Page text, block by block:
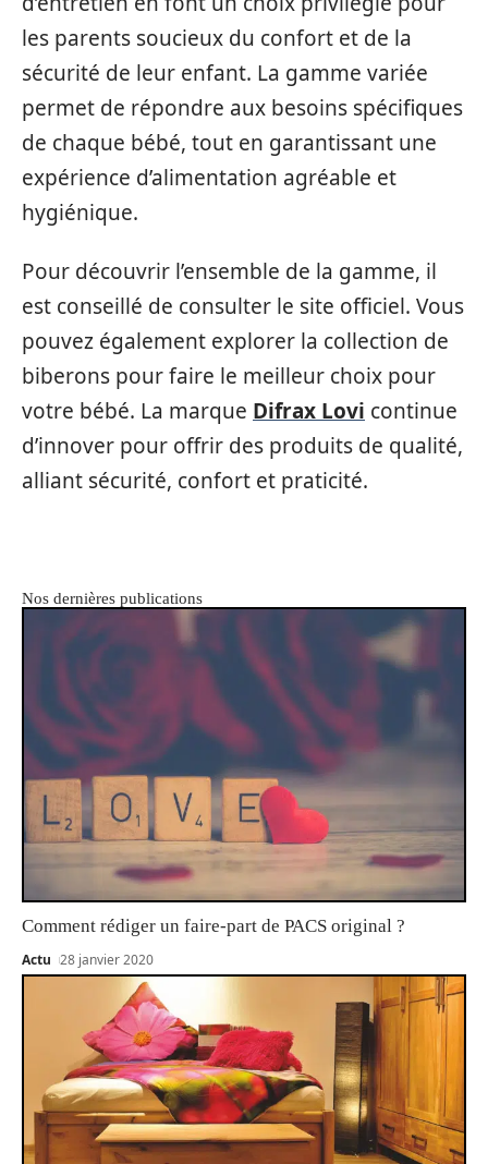
les parents soucieux du confort et de la
sécurité de leur enfant. La gamme variée
permet de répondre aux besoins spécifiques
de chaque bébé, tout en garantissant une
expérience d’alimentation agréable et
hygiénique.
Pour découvrir l’ensemble de la gamme, il
est conseillé de consulter le site officiel. Vous
pouvez également explorer la collection de
biberons pour faire le meilleur choix pour
votre bébé. La marque Difrax Lovi continue
d’innover pour offrir des produits de qualité,
alliant sécurité, confort et praticité.
Nos dernières publications
Comment rédiger un faire-part de PACS original ?
Actu 28 janvier 2020